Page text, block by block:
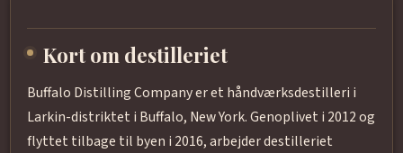
Kort om destilleriet
Buffalo Distilling Company er et håndværksdestilleri i
Larkin-distriktet i Buffalo, New York. Genoplivet i 2012 og
flyttet tilbage til byen i 2016, arbejder destilleriet